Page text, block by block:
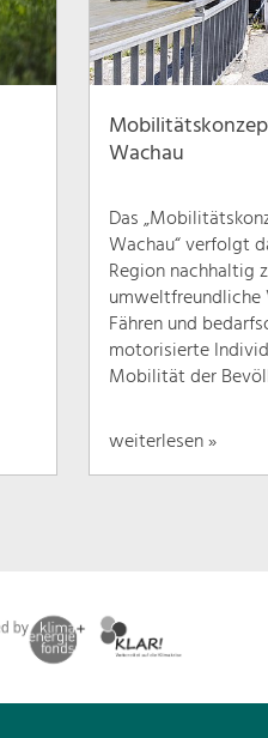
Wachau
Das
Wachau“ verfolgt
Region nachhaltig
umweltfreundliche
Fähren und
motorisierte
Mobilität der
weiterlesen »